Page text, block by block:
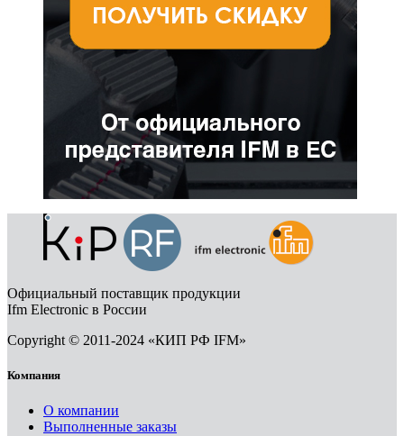
Официальный поставщик продукции
Ifm Electronic в России
Copyright © 2011-2024 «КИП РФ IFM»
Компания
О компании
Выполненные заказы